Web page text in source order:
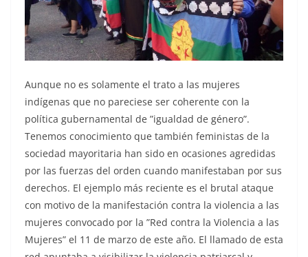
Aunque no es solamente el trato a las mujeres
indígenas que no pareciese ser coherente con la
política gubernamental de ”igualdad de género”.
Tenemos conocimiento que también feministas de la
sociedad mayoritaria han sido en ocasiones agredidas
por las fuerzas del orden cuando manifestaban por sus
derechos. El ejemplo más reciente es el brutal ataque
con motivo de la manifestación contra la violencia a las
mujeres convocado por la ”Red contra la Violencia a las
Mujeres” el 11 de marzo de este año. El llamado de esta